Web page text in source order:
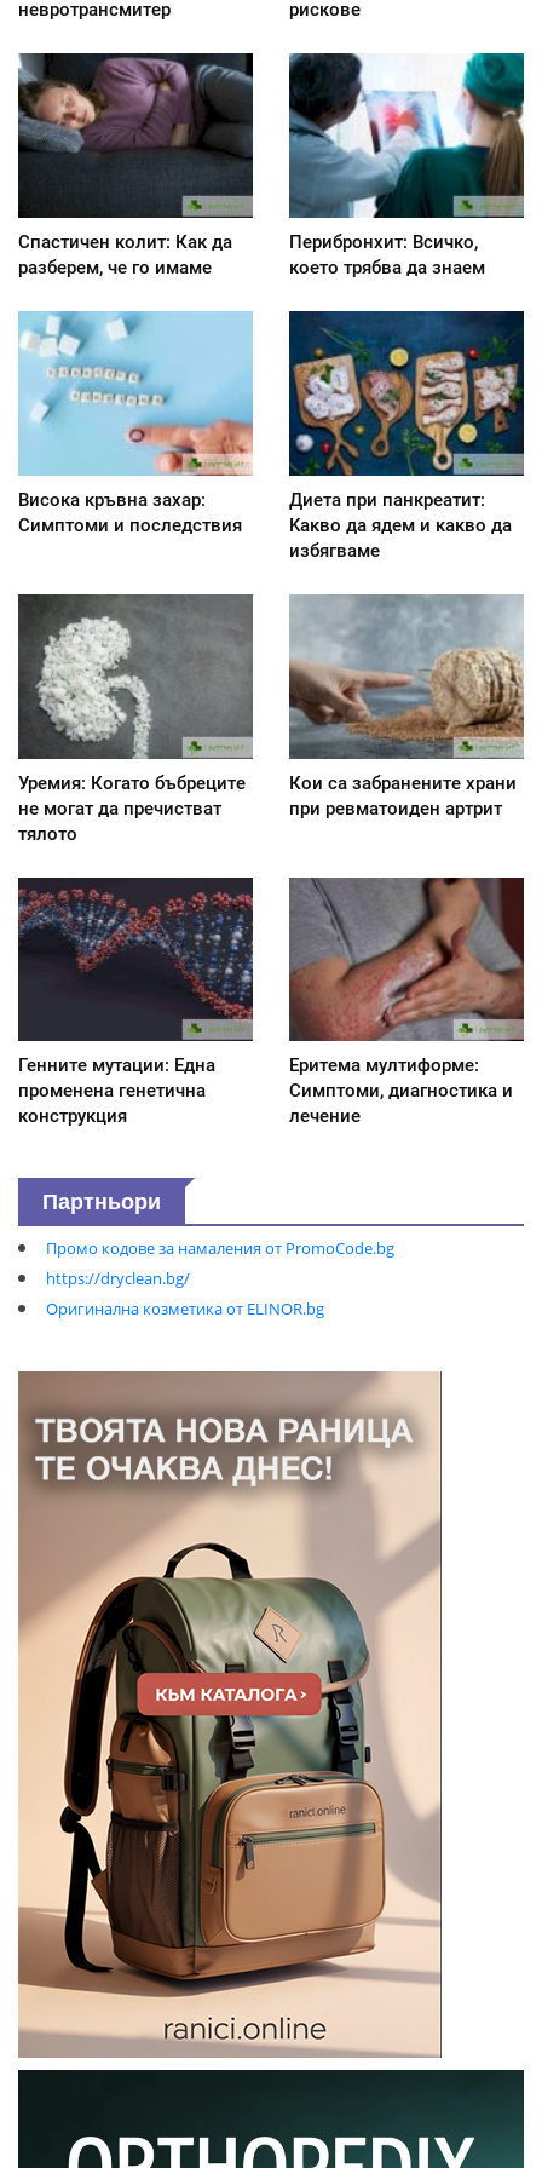
невротрансмитер рискове
Спастичен колит: Как да
разберем, че го имаме
Перибронхит: Всичко,
което трябва да знаем
Висока кръвна захар:
Симптоми и последствия
Диета при панкреатит:
Kакво да ядем и какво да
избягваме
Уремия: Когато бъбреците
не могат да пречистват
тялото
Кои са забранените храни
при ревматоиден артрит
Генните мутации: Една
променена генетична
конструкция
Еритема мултиформе:
Симптоми, диагностика и
лечение
Партньори
Промо кодове за намаления от PromoCode.bg
https://dryclean.bg/
Оригинална козметика от ELINOR.bg